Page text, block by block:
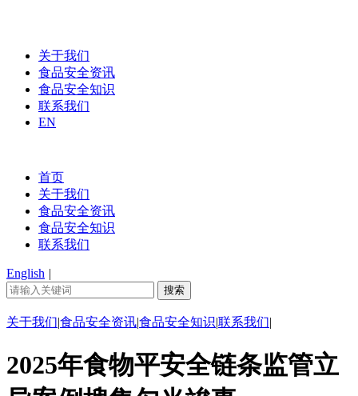
关于我们
食品安全资讯
食品安全知识
联系我们
EN
首页
关于我们
食品安全资讯
食品安全知识
联系我们
English |
关于我们|食品安全资讯|食品安全知识|联系我们|
2025年食物平安全链条监管立